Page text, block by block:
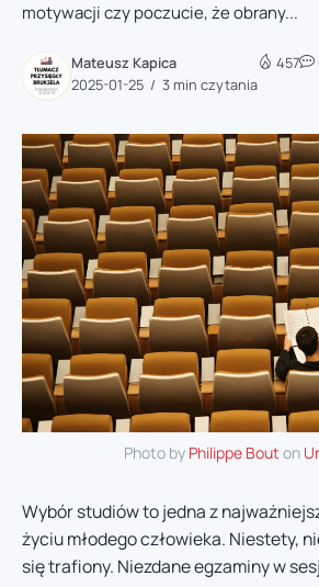
motywacji czy poczucie, że obrany...
Mateusz Kapica
2025-01-25
3 min czytania
457
Photo by Philippe Bout on
Wybór studiów to jedna z
życiu młodego człowieka. Niestety,
się trafiony. Niezdane egzaminy w